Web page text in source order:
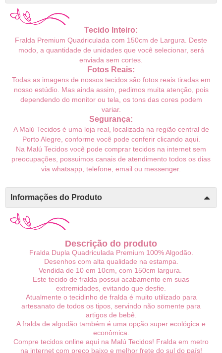
Tecido Inteiro:
Fralda Premium Quadriculada com 150cm de Largura. Deste
modo, a quantidade de unidades que você selecionar, será
enviada sem cortes.
Fotos Reais:
Todas as imagens de nossos tecidos são fotos reais tiradas em
nosso estúdio. Mas ainda assim, pedimos muita atenção, pois
dependendo do monitor ou tela, os tons das cores podem
variar.
Segurança:
A Malú Tecidos é uma loja real, localizada na região central de
Porto Alegre, conforme você pode conferir clicando aqui.
Na Malú Tecidos você pode comprar tecidos na internet sem
preocupações, possuimos canais de atendimento todos os dias
via whatsapp, telefone, email ou messenger.
Informações do Produto
Descrição do produto
Fralda Dupla Quadriculada Premium 100% Algodão.
Desenhos com alta qualidade na estampa.
Vendida de 10 em 10cm, com 150cm largura.
Este tecido de fralda possui acabamento em suas
extremidades, evitando que desfie.
Atualmente o tecidinho de fralda é muito utilizado para
artesanato de todos os tipos, servindo não somente para
artigos de bebê.
A fralda de algodão também é uma opção super ecológica e
econômica.
Compre tecidos online aqui na Malú Tecidos! Fralda em metro
na internet com preço baixo e melhor frete do sul do país!